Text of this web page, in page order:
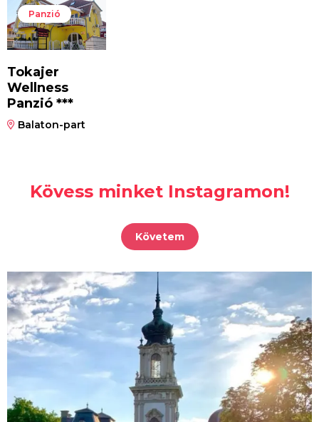
Panzió
Tokajer
Wellness
Panzió ***
Balaton-part
Kövess minket Instagramon!
Követem